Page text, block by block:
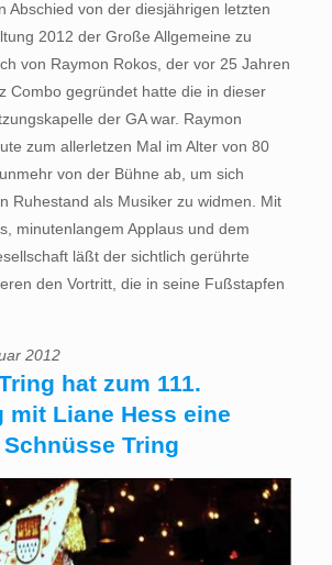
Abschied von der diesjährigen letzten
2012 der Große Allgemeine zu
von Raymon Rokos, der vor 25 Jahren
Combo gegründet hatte die in dieser
der GA war. Raymon
zum allerletzen Mal im Alter von 80
von der Bühne ab, um sich
Ruhestand als Musiker zu widmen. Mit
minutenlangem Applaus und dem
läßt der sichtlich gerührte
den Vortritt, die in seine Fußstapfen
2012
hat zum 111.
mit Liane Hess eine
Tring